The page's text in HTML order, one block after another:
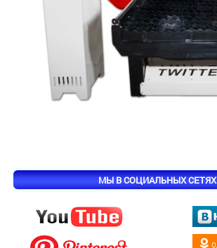
МЫ В СОЦИАЛЬНЫХ СЕТЯХ